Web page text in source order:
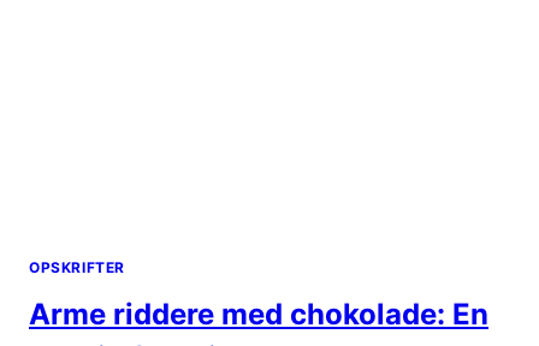
OPSKRIFTER
Arme riddere med chokolade: En